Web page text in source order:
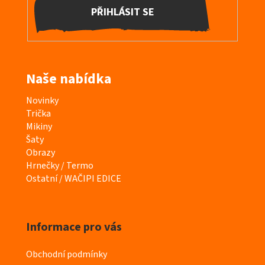
PŘIHLÁSIT SE
Naše nabídka
K
a
t
e
g
o
r
Novinky
Trička
Mikiny
Šaty
Obrazy
Hrnečky / Termo
Ostatní / WAČIPI EDICE
Informace pro vás
Obchodní podmínky